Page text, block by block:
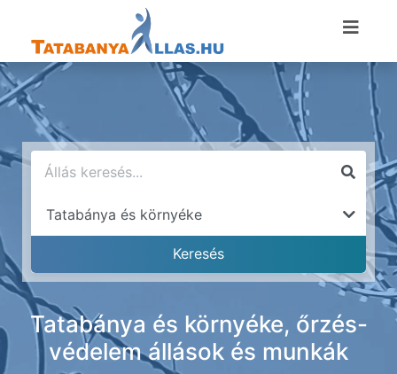
Tatabánya és környéke, őrzés-
védelem állások és munkák